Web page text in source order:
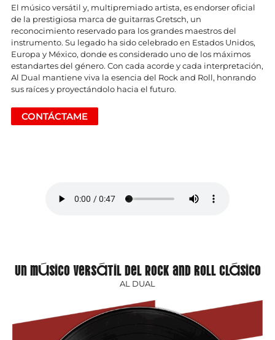
El músico versátil y, multipremiado artista, es endorser oficial
de la prestigiosa marca de guitarras Gretsch, un
reconocimiento reservado para los grandes maestros del
instrumento. Su legado ha sido celebrado en Estados Unidos,
Europa y México, donde es considerado uno de los máximos
estandartes del género. Con cada acorde y cada interpretación,
Al Dual mantiene viva la esencia del Rock and Roll, honrando
sus raíces y proyectándolo hacia el futuro.
CONTÁCTAME
Un músico versátil del Rock and roll clásico
AL DUAL